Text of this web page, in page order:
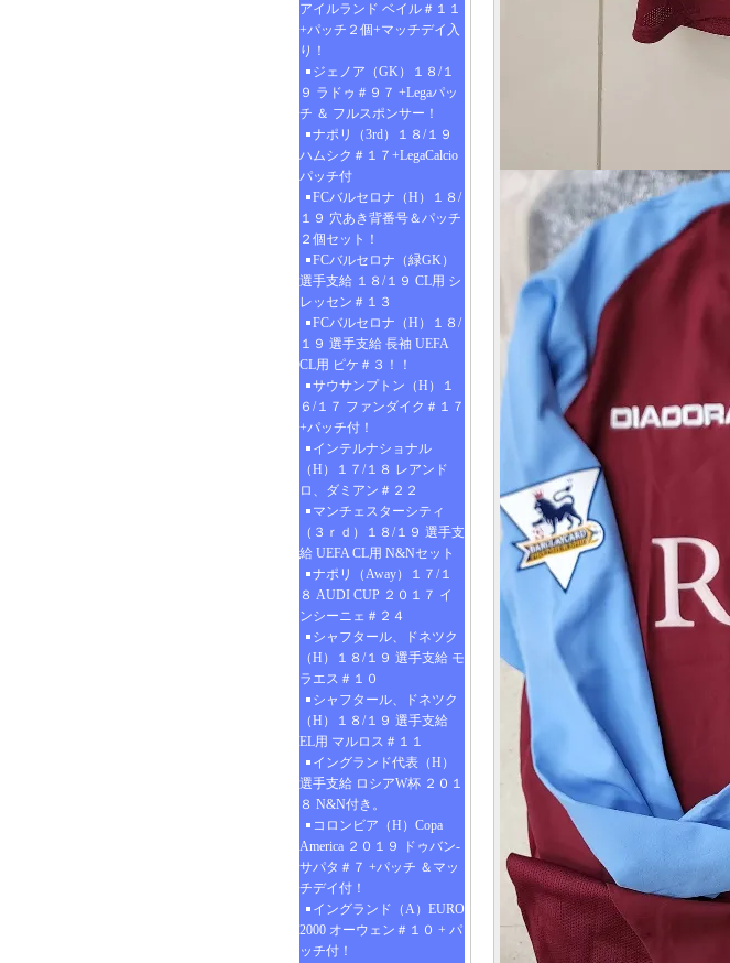
アイルランド ベイル＃１１
+パッチ２個+マッチデイ入
り！
ジェノア（GK）１８/１
９ ラドゥ＃９７ +Legaパッ
チ ＆ フルスポンサー！
ナポリ（3rd）１８/１９
ハムシク＃１７+LegaCalcio
パッチ付
FCバルセロナ（H）１８/
１９ 穴あき背番号＆パッチ
２個セット！
FCバルセロナ（緑GK）
選手支給 １８/１９ CL用 シ
レッセン＃１３
FCバルセロナ（H）１８/
１９ 選手支給 長袖 UEFA
CL用 ピケ＃３！！
サウサンプトン（H）１
６/１７ ファンダイク＃１７
+パッチ付！
インテルナショナル
（H）１７/１８ レアンド
ロ、ダミアン＃２２
マンチェスターシティ
（３ｒｄ）１８/１９ 選手支
給 UEFA CL用 N&Nセット
ナポリ（Away）１７/１
８ AUDI CUP ２０１７ イ
ンシーニェ＃２４
シャフタール、ドネツク
（H）１８/１９ 選手支給 モ
ラエス＃１０
シャフタール、ドネツク
（H）１８/１９ 選手支給
EL用 マルロス＃１１
イングランド代表（H）
選手支給 ロシアW杯 ２０１
８ N&N付き。
コロンビア（H）Copa
America ２０１９ ドゥバン-
サパタ＃７ +パッチ ＆マッ
チデイ付！
イングランド（A）EURO
2000 オーウェン＃１０ + パ
ッチ付！